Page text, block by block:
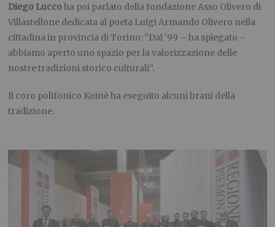
Diego Luccoha poi parlato della fondazione Asso Olivero di
Villastellone dedicata al poeta Luigi Armando Olivero nella
cittadina in provincia di Torino: “Dal ‘99 – ha spiegato –
abbiamo aperto uno spazio per la valorizzazione delle
nostre tradizioni storico culturali”.
Il coro polifonico Koinè ha eseguito alcuni brani della
tradizione.